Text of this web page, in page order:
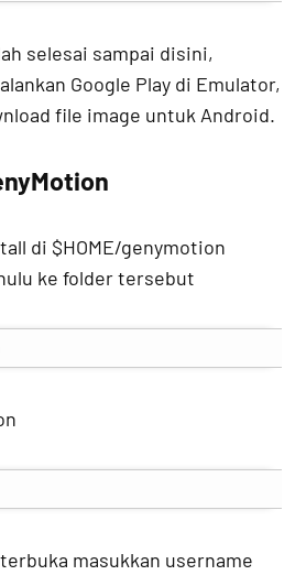
selesai sampai disini,
Google Play di Emulator,
file image untuk Android.
di $HOME/genymotion
ke folder tersebut
masukkan username